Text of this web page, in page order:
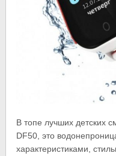
В топе лучших детских
DF50, это
характеристиками,